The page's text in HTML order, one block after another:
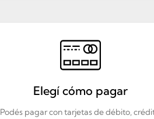
Elegí cómo pagar
Podés pagar con tarjetas de débito,